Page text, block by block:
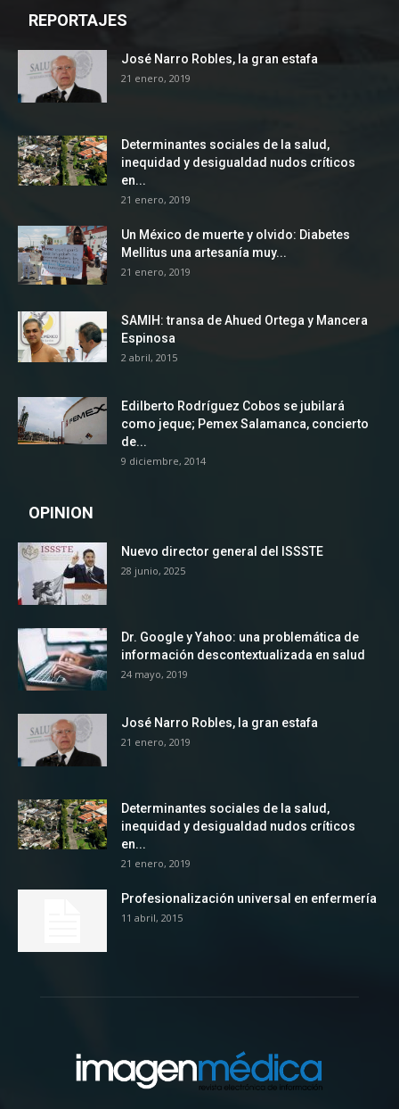
REPORTAJES
José Narro Robles, la gran estafa
21 enero, 2019
Determinantes sociales de la salud,
inequidad y desigualdad nudos críticos
en...
21 enero, 2019
Un México de muerte y olvido: Diabetes
Mellitus una artesanía muy...
21 enero, 2019
SAMIH: transa de Ahued Ortega y Mancera
Espinosa
2 abril, 2015
Edilberto Rodríguez Cobos se jubilará
como jeque; Pemex Salamanca, concierto
de...
9 diciembre, 2014
OPINION
Nuevo director general del ISSSTE
28 junio, 2025
Dr. Google y Yahoo: una problemática de
información descontextualizada en salud
24 mayo, 2019
José Narro Robles, la gran estafa
21 enero, 2019
Determinantes sociales de la salud,
inequidad y desigualdad nudos críticos
en...
21 enero, 2019
Profesionalización universal en enfermería
11 abril, 2015